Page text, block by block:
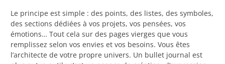
Le principe est simple : des points, des listes, des symboles,
des sections dédiées à vos projets, vos pensées, vos
émotions… Tout cela sur des pages vierges que vous
remplissez selon vos envies et vos besoins. Vous êtes
l’architecte de votre propre univers. Un bullet journal est